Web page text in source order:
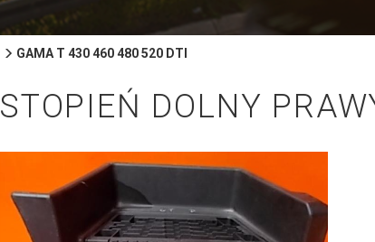
GAMA T 430 460 480 520 DTI
STOPIEŃ DOLNY